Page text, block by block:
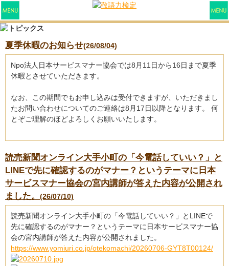
夏季休暇のお知らせ(26/08/04)
Npo法人日本サービスマナー協会では8月11日から16日まで夏季
休暇とさせていただきます。
なお、この期間でもお申し込みは受付できますが、いただきまし
たお問い合わせについてのご連絡は8月17日以降となります。 何
とぞご理解のほどよろしくお願いいたします。
読売新聞オンライン大手小町の「今電話していい？」と
LINEで先に確認するのがマナー？というテーマに日本
サービスマナー協会の宮内講師が答えた内容が公開され
ました。 (26/07/10)
読売新聞オンライン大手小町の「今電話していい？」とLINEで
先に確認するのがマナー？というテーマに日本サービスマナー協
会の宮内講師が答えた内容が公開されました。
https://www.yomiuri.co.jp/otekomachi/20260706-GYT8T00124/